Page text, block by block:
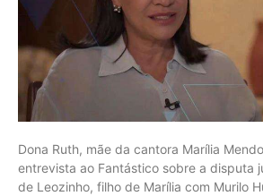
Dona Ruth, mãe da cantora Marília
entrevista ao Fantástico sobre a disputa
de Leozinho, filho de Marília com Murilo